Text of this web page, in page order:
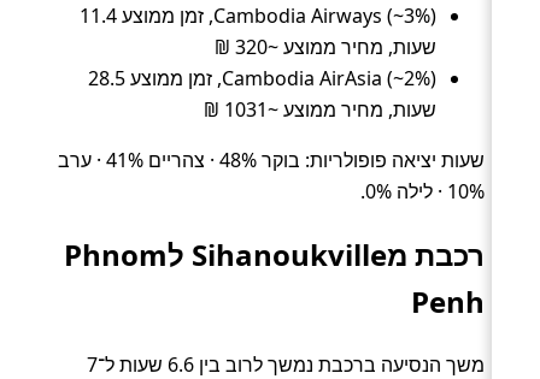
Cambodia Airways (~3%), זמן ממוצע 11.4
שעות, מחיר ממוצע ~320 ₪
Cambodia AirAsia (~2%), זמן ממוצע 28.5
שעות, מחיר ממוצע ~1031 ₪
שעות יציאה פופולריות: בוקר 48% · צהריים 41% · ערב
10% · לילה 0%.
רכבת מSihanoukville לPhnom
Penh
משך הנסיעה ברכבת נמשך לרוב בין 6.6 שעות ל־7